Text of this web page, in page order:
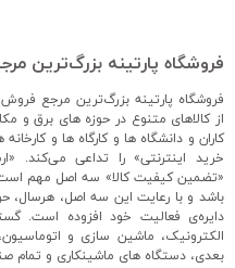
فروشگاه پارتینه بزرگ‌ترین
فروشگاه پارتینه بزرگ‌ترین مرجع
از کالاهای متنوع در حوزه های برق
کاران و دانشگاه ها و کارگاه ها و
خرید اینترنتی» را تداعی می‌کند.
«تضمین کیفیت کالا» سه اصل مهم است
باشد و با رعایت این سه اصل، هرسال،
دایره‌ی فعالیت خود افزوده است.
الکترونیک، ماشین سازی و
بعدی، دستگاه های ماشینکاری و